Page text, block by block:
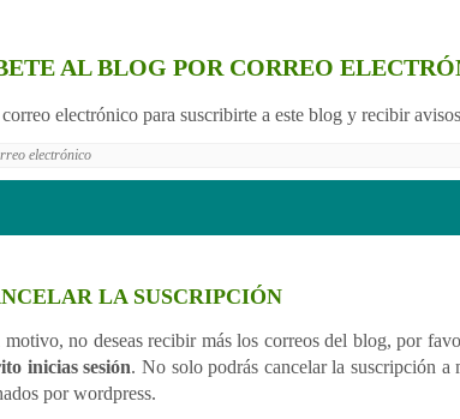
AL BLOG POR CORREO
electrónico para suscribirte a este blog y recibir
LA SUSCRIPCIÓN
no deseas recibir más los correos del blog, por
inicias sesión. No solo podrás cancelar la suscripción a
por wordpress.